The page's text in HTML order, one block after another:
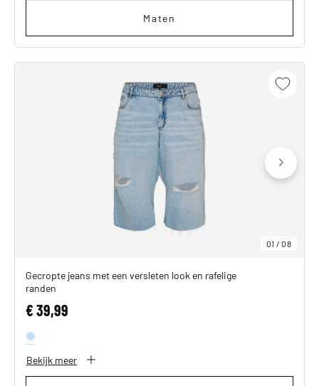
Maten
01 /08
Gecropte jeans met een versleten look en rafelige
randen
€ 39,99
Bekijk meer